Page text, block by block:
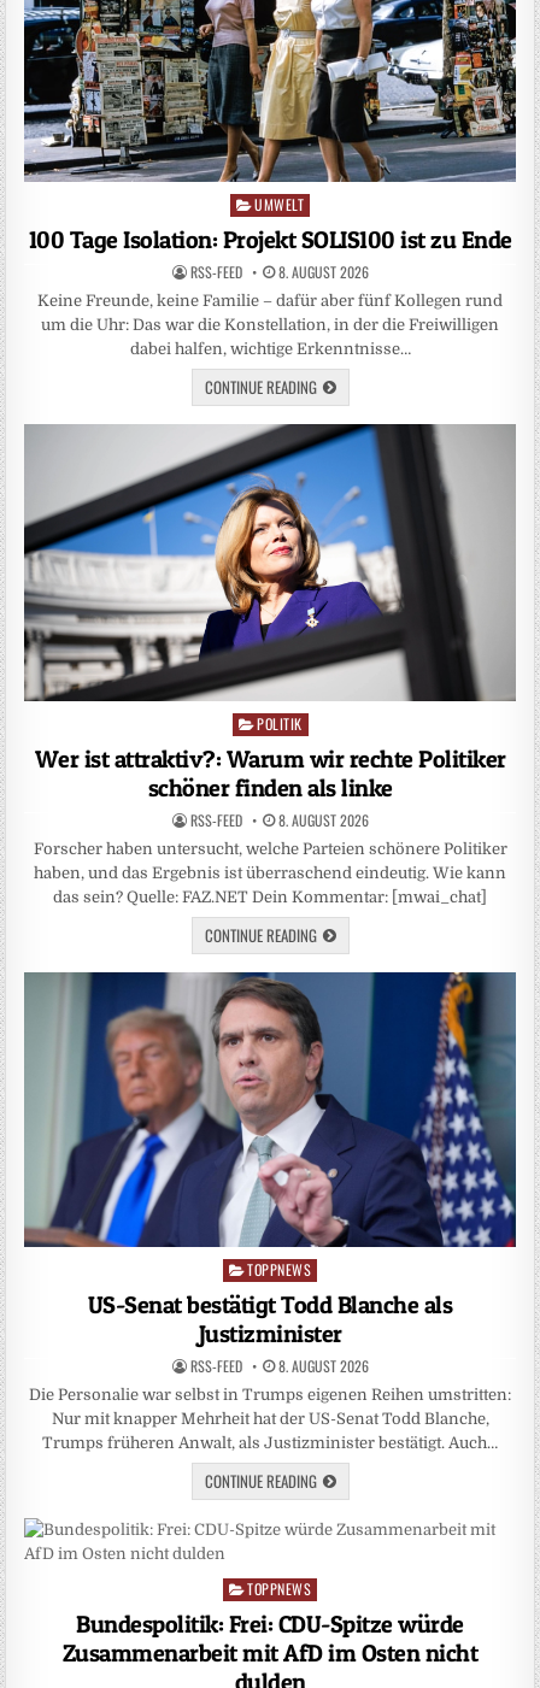
Posted
in
UMWELT
100 Tage Isolation: Projekt SOLIS100 ist zu Ende
RSS-FEED 8. AUGUST 2026
Keine Freunde, keine Familie – dafür aber fünf Kollegen rund
um die Uhr: Das war die Konstellation, in der die Freiwilligen
dabei halfen, wichtige Erkenntnisse…
CONTINUE READING
Posted
in
POLITIK
Wer ist attraktiv?: Warum wir rechte Politiker
schöner finden als linke
RSS-FEED 8. AUGUST 2026
Forscher haben untersucht, welche Parteien schönere Politiker
haben, und das Ergebnis ist überraschend eindeutig. Wie kann
das sein? Quelle: FAZ.NET Dein Kommentar: [mwai_chat]
CONTINUE READING
Posted
in
TOPPNEWS
US-Senat bestätigt Todd Blanche als
Justizminister
RSS-FEED 8. AUGUST 2026
Die Personalie war selbst in Trumps eigenen Reihen umstritten:
Nur mit knapper Mehrheit hat der US-Senat Todd Blanche,
Trumps früheren Anwalt, als Justizminister bestätigt. Auch…
CONTINUE READING
Posted
in
TOPPNEWS
Bundespolitik: Frei: CDU-Spitze würde
Zusammenarbeit mit AfD im Osten nicht